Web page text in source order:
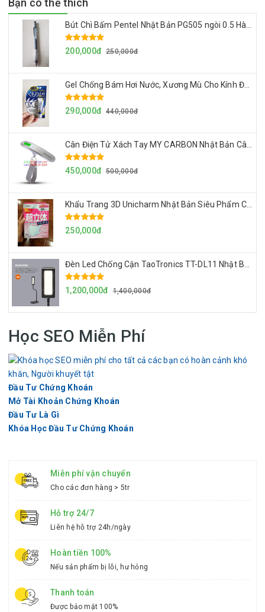
Bạn có thể thích
200,000đ 250,000đ
290,000đ 440,000đ
450,000đ 500,000đ
250,000đ
1,200,000đ 1,400,000đ
Học SEO Miễn Phí
Đầu Tư Chứng Khoán
Mở Tài Khoản Chứng Khoán
Đầu Tư Là Gì
Khóa Học Đầu Tư Chứng Khoán
Miễn phí vận chuyển
Cho các đơn hàng > 5tr
Hỗ trợ 24/7
Liên hệ hỗ trợ 24h/ngày
Hoàn tiền 100%
Nếu sản phẩm bị lỗi, hư hỏng
Thanh toán
Được bảo mật 100%